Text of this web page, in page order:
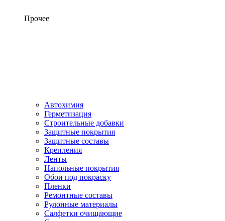
Прочее
Автохимия
Герметизация
Строительные добавки
Защитные покрытия
Защитные составы
Крепления
Ленты
Напольные покрытия
Обои под покраску
Пленки
Ремонтные составы
Рулонные материалы
Салфетки очищающие